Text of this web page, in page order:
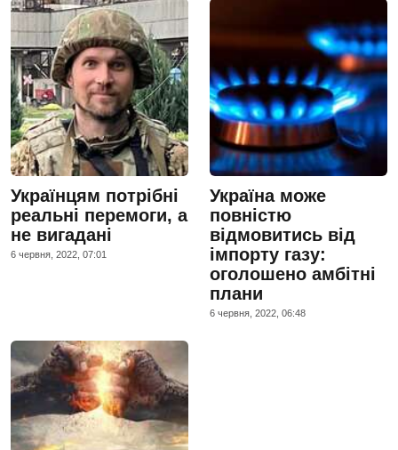
Українцям потрібні
реальні перемоги, а
не вигадані
6 червня, 2022, 07:01
Україна може
повністю
відмовитись від
імпорту газу:
оголошено амбітні
плани
6 червня, 2022, 06:48